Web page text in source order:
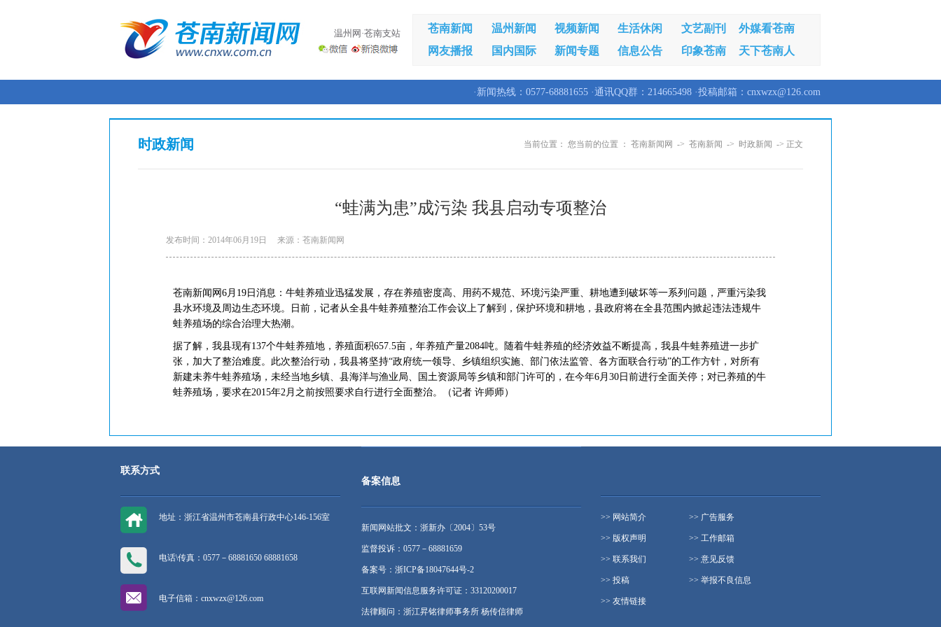
温州网·苍南支站 苍南新闻 温州新闻 视频新闻 生活休闲 文艺副刊
外媒看苍南
网友播报
国内国际 新闻专题 信息公告 印象苍南 天下苍南人
·新闻热线：0577-68881655 ·通讯QQ群：214665498 ·投稿邮箱：cnxwzx@126.com
当前位置： 您当前的位置 ： 苍南新闻网 -> 苍南新闻 -> 时政新闻 -> 正文
时政新闻
“蛙满为患”成污染 我县启动专项整治
发布时间：2014年06月19日 来源：苍南新闻网
苍南新闻网6月19日消息：牛蛙养殖业迅猛发展，存在养殖密度高、用药不规范、环境污染严重、耕地遭到破坏等一系列问题，严重污染我
县水环境及周边生态环境。日前，记者从全县牛蛙养殖整治工作会议上了解到，保护环境和耕地，县政府将在全县范围内掀起违法违规牛
蛙养殖场的综合治理大热潮。
据了解，我县现有137个牛蛙养殖地，养殖面积657.5亩，年养殖产量2084吨。随着牛蛙养殖的经济效益不断提高，我县牛蛙养殖进一步扩
张，加大了整治难度。此次整治行动，我县将坚持“政府统一领导、乡镇组织实施、部门依法监管、各方面联合行动”的工作方针，对所有
新建未养牛蛙养殖场，未经当地乡镇、县海洋与渔业局、国土资源局等乡镇和部门许可的，在今年6月30日前进行全面关停；对已养殖的牛
蛙养殖场，要求在2015年2月之前按照要求自行进行全面整治。（记者 许师师）
联系方式
地址：浙江省温州市苍南县行政中心146-156室
电话\传真：0577－68881650 68881658
电子信箱：cnxwzx@126.com
备案信息
新闻网站批文：浙新办〔2004〕53号
监督投诉：0577－68881659
备案号：浙ICP备18047644号-2
互联网新闻信息服务许可证：33120200017
法律顾问：浙江昇铭律师事务所 杨传信律师
>> 网站简介 >> 广告服务
>> 版权声明 >> 工作邮箱
>> 联系我们 >> 意见反馈
>> 投稿 >> 举报不良信息
>> 友情链接